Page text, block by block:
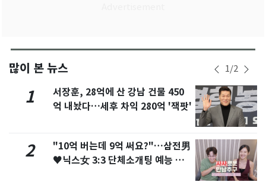
많이 본 뉴스 1/2
1
서장훈, 28억에 산 강남 건물 450
억 내놨다…세후 차익 280억 '잭팟'
2
"10억 버는데 9억 써요?"…삼전男
♥닉스女 3:3 단체소개팅 예능 화